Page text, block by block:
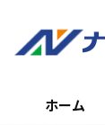
ホーム